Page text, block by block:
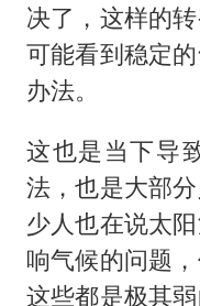
决了，这样的
可能看到稳定
办法。
这也是当下导
法，也是大部
少人也在说太
响气候的问题
这些都是极其